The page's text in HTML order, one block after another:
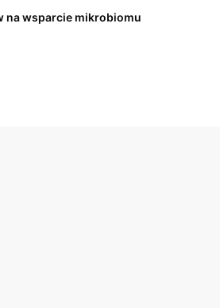
na wsparcie mikrobiomu